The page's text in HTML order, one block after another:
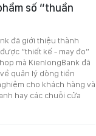
số “thuần
đã giới thiệu thành
“thiết kế - may đo”
mà KienlongBank đã
quản lý dòng tiền
cho khách hàng và
hay các chuỗi cửa